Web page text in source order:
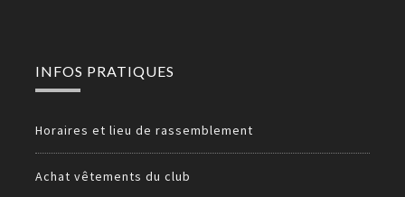
INFOS PRATIQUES
Horaires et lieu de rassemblement
Achat vêtements du club